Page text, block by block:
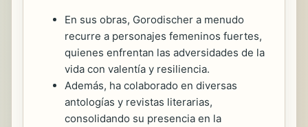
En sus obras, Gorodischer a menudo
recurre a personajes femeninos fuertes,
quienes enfrentan las adversidades de la
vida con valentía y resiliencia.
Además, ha colaborado en diversas
antologías y revistas literarias,
consolidando su presencia en la